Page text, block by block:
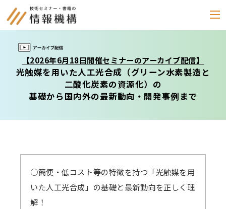
セミナー
「化学物質管理」
セミナーアーカイブ
動画配信・DVD
【2026年6月18日開催セミナーのアーカイブ配信】
光触媒を用いた人工光合成（グリーン水素製造と
二酸化炭素の資源化）の
基礎から国内外の最新動向・開発事例まで
○簡便・低コスト等の特徴を持つ「光触媒を用
いた人工光合成」の基礎と最新動向を正しく理
解！